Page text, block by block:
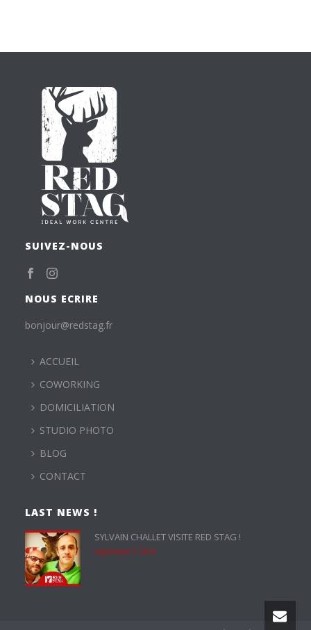
SUIVEZ-NOUS
NOUS ECRIRE
bonjour@redstag.fr
ACCUEIL
COWORKING
DOMICILIATION
STUDIO PHOTO
BLOG
CONTACT
LAST NEWS !
SYLVAIN CHALLET VISITE RED STAG !
septembre 7, 2015